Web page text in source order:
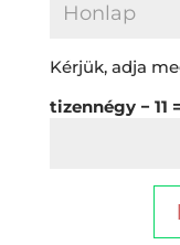
Kérjük, adja
tizennégy − 11 =